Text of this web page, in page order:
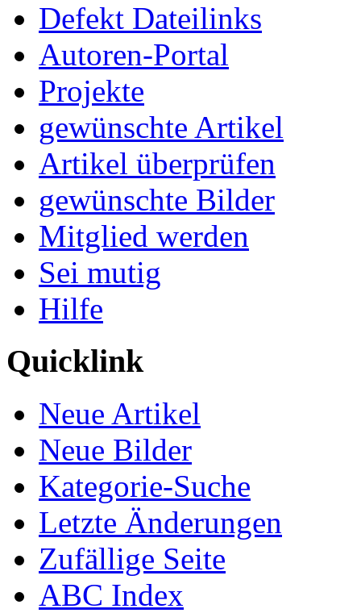
Defekt Dateilinks
Autoren-Portal
Projekte
gewünschte Artikel
Artikel überprüfen
gewünschte Bilder
Mitglied werden
Sei mutig
Hilfe
Quicklink
Neue Artikel
Neue Bilder
Kategorie-Suche
Letzte Änderungen
Zufällige Seite
ABC Index